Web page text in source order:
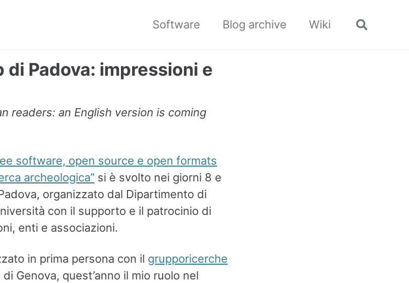
Software Blog archive Wiki
Toggle
di Padova: impressioni e
readers: an English version is coming
software, open source e open formats
archeologica” si è svolto nei giorni 8 e
organizzato dal Dipartimento di
con il supporto e il patrocinio di
enti e associazioni.
in prima persona con il grupporicerche
Genova, quest’anno il mio ruolo nel